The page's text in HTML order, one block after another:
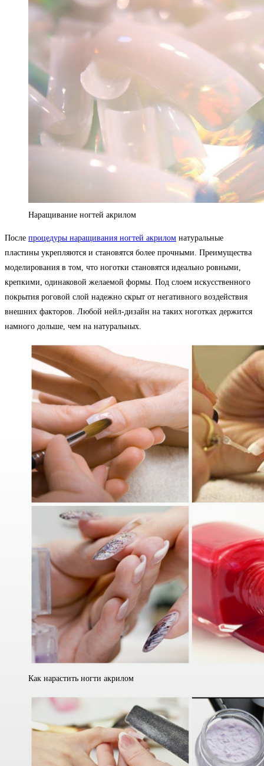
Наращивание ногтей акрилом
После процедуры наращивания ногтей акрилом натуральные
пластины укрепляются и становятся более прочными. Преимущества
моделирования в том, что ноготки становятся идеально ровными,
крепкими, одинаковой желаемой формы. Под слоем искусственного
покрытия роговой слой надежно скрыт от негативного воздействия
внешних факторов. Любой нейл-дизайн на таких ноготках держится
намного дольше, чем на натуральных.
Как нарастить ногти акрилом